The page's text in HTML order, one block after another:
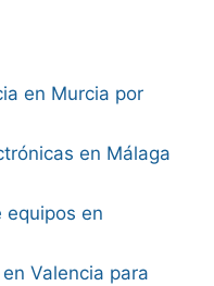
en Murcia por
en Málaga
equipos en
Valencia para